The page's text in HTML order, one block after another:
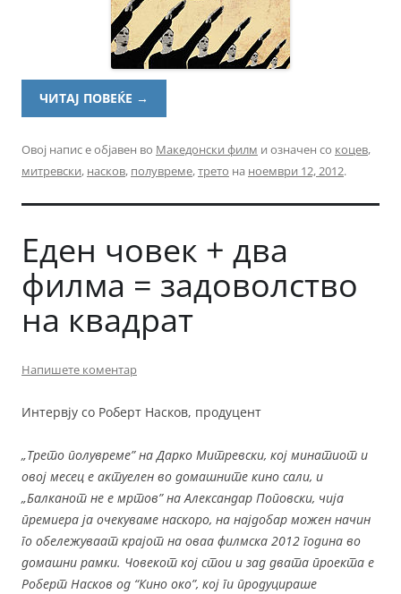
ЧИТАЈ ПОВЕЌЕ →
Овој напис е објавен во Македонски филм и означен со коцев,
митревски, насков, полувреме,трето на ноември 12, 2012.
Еден човек + два
филма = задоволство
на квадрат
Напишете коментар
Интервју со Роберт Насков, продуцент
„Трето полувреме”на Дарко Митревски, кој минатиот и
овој месец е актуелен во домашните кино сали, и
„Балканот не е мртов”на Александар Поповски, чија
премиера ја очекуваме наскоро, на најдобар можен начин
го обележуваат крајот на оваа филмска 2012 година во
домашни рамки. Човекот кој стои и зад двата проекта е
Роберт Насков од “Кино око”, кој ги продуцираше